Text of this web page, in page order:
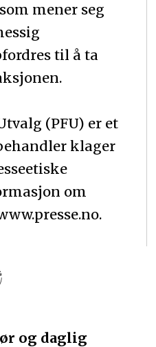
mener seg
til å ta
(PFU) er et
klager
om
og daglig